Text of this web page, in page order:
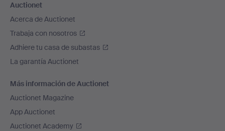
Auctionet
Acerca de Auctionet
Trabaja con nosotros
Adhiere tu casa de subastas
La garantía Auctionet
Más información de Auctionet
Auctionet Magazine
App Auctionet
Auctionet Academy